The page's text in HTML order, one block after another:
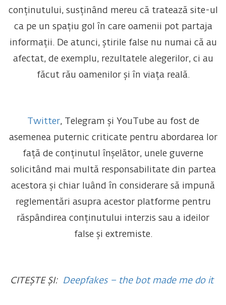
conținutului, susținând mereu că tratează site-ul
ca pe un spațiu gol în care oamenii pot partaja
informații. De atunci, știrile false nu numai că au
afectat, de exemplu, rezultatele alegerilor, ci au
făcut rău oamenilor și în viața reală.
Twitter, Telegram și YouTube au fost de
asemenea puternic criticate pentru abordarea lor
față de conținutul înșelător, unele guverne
solicitând mai multă responsabilitate din partea
acestora și chiar luând în considerare să impună
reglementări asupra acestor platforme pentru
răspândirea conținutului interzis sau a ideilor
false și extremiste.
CITEȘTE ȘI: Deepfakes – the bot made me do it